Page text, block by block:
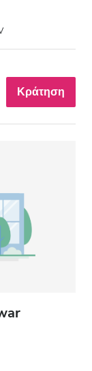
Κράτηση